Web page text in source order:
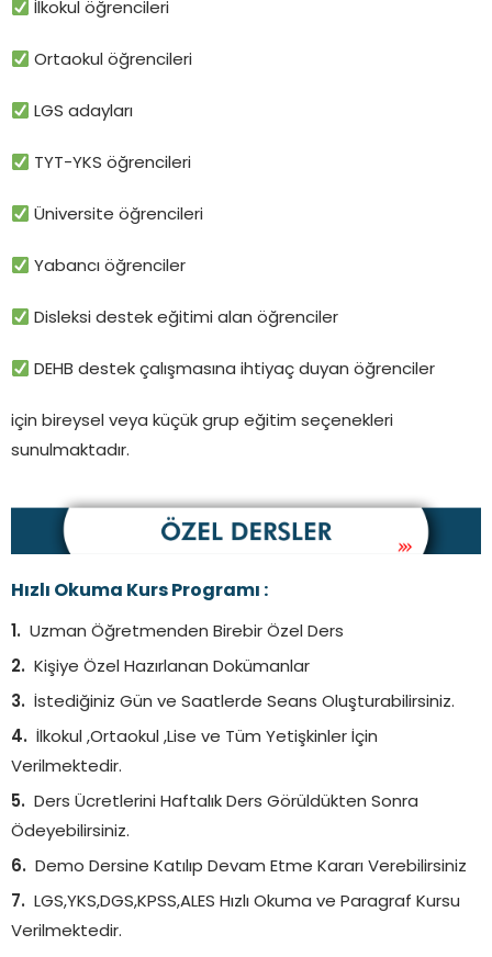
İlkokul öğrencileri
Ortaokul öğrencileri
LGS adayları
TYT-YKS öğrencileri
Üniversite öğrencileri
Yabancı öğrenciler
Disleksi destek eğitimi alan öğrenciler
DEHB destek çalışmasına ihtiyaç duyan öğrenciler
için bireysel veya küçük grup eğitim seçenekleri
sunulmaktadır.
Hızlı Okuma Kurs Programı :
Uzman Öğretmenden Birebir Özel Ders
Kişiye Özel Hazırlanan Dokümanlar
İstediğiniz Gün ve Saatlerde Seans Oluşturabilirsiniz.
İlkokul ,Ortaokul ,Lise ve Tüm Yetişkinler İçin
Verilmektedir.
Ders Ücretlerini Haftalık Ders Görüldükten Sonra
Ödeyebilirsiniz.
Demo Dersine Katılıp Devam Etme Kararı Verebilirsiniz
LGS,YKS,DGS,KPSS,ALES Hızlı Okuma ve Paragraf Kursu
Verilmektedir.